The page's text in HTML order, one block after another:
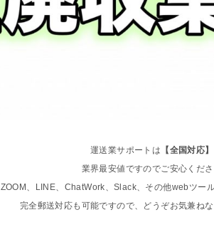
運送業サポートは 【全国対応】
業界最安値ですのでご安心くださ
ZOOM、LINE、ChatWork、Slack、その他webツー
完全郵送対応も可能ですので、どうぞお気兼ね